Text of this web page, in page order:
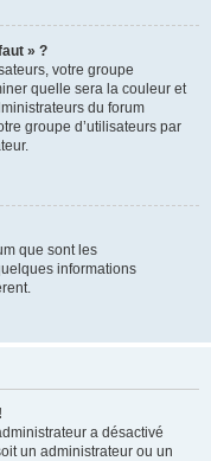
» ?
votre groupe
quelle sera la couleur et
du forum
groupe d’utilisateurs par
que sont les
informations
a désactivé
un administrateur ou un